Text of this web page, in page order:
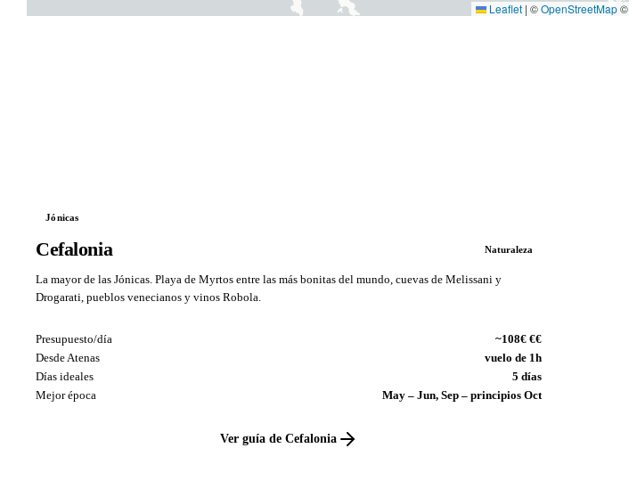
Leaflet | ©OpenStreetMap©
Jónicas
Cefalonia Naturaleza
La mayor de las Jónicas. Playa de Myrtos entre las más bonitas del mundo, cuevas de Melissani y
Drogarati, pueblos venecianos y vinos Robola.
Presupuesto/día
~108€ €€
Desde Atenas
vuelo de 1h
Días ideales
5 días
Mejor época
May – Jun, Sep – principios Oct
Ver guía de Cefalonia